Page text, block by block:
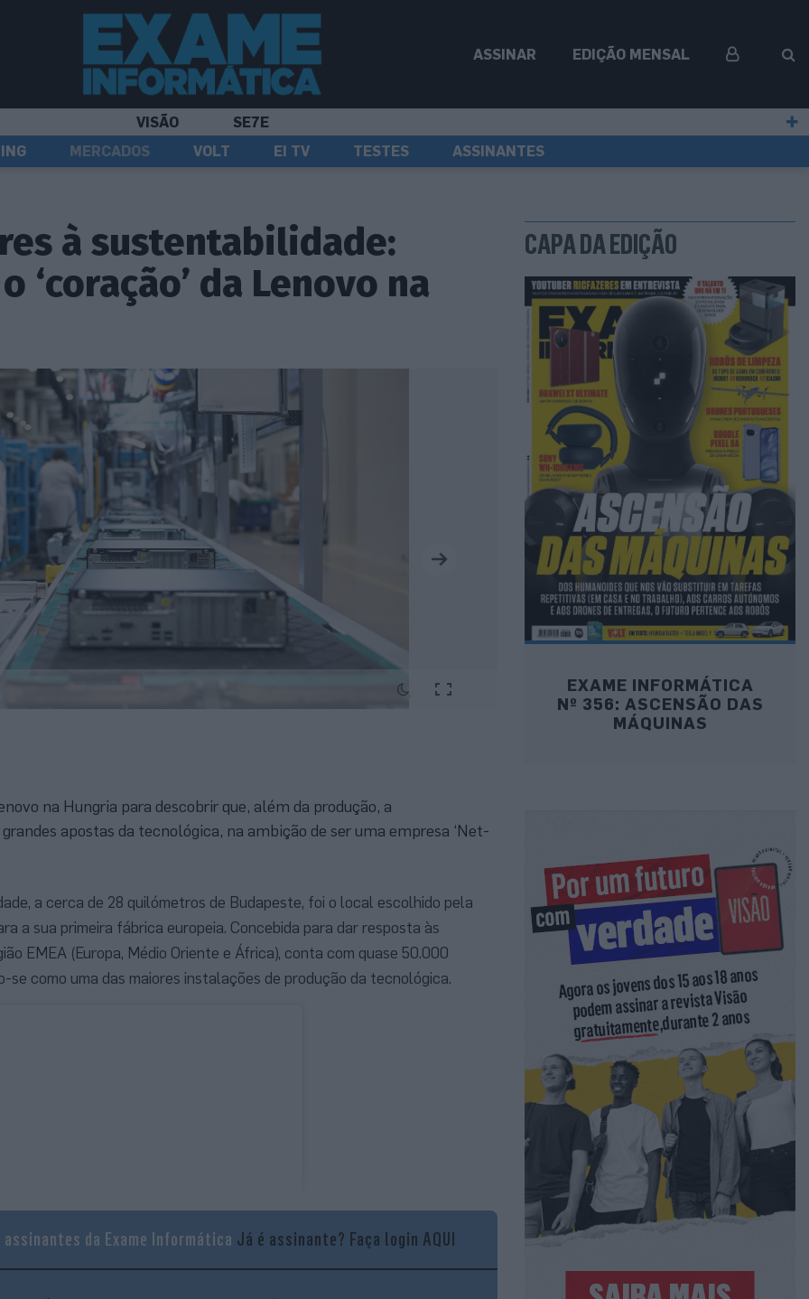
ASSINAR EDIÇÃO MENSAL
VISÃO
SE7E
MERCADOS VOLT EI TV TESTES ASSINANTES
à sustentabilidade:
‘coração’ da Lenovo na
na Hungria para descobrir que, além da produção, a
apostas da tecnológica, na ambição de ser uma empresa ‘Net-
a cerca de 28 quilómetros de Budapeste, foi o local escolhido pela
a sua primeira fábrica europeia. Concebida para dar resposta às
EMEA (Europa, Médio Oriente e África), conta com quase 50.000
se como uma das maiores instalações de produção da tecnológica.
da Exame Informática Já é assinante? Faça login AQUI
CAPA DA EDIÇÃO
EXAME INFORMÁTICA
Nº 356: ASCENSÃO DAS
MÁQUINAS